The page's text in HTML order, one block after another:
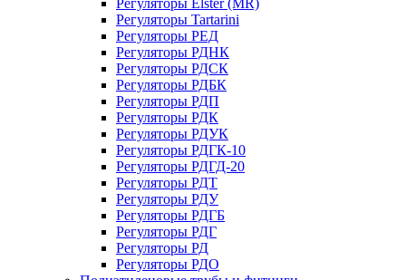
Регуляторы Elster (MR)
Регуляторы Tartarini
Регуляторы РЕД
Регуляторы РДНК
Регуляторы РДСК
Регуляторы РДБК
Регуляторы РДП
Регуляторы РДК
Регуляторы РДУК
Регуляторы РДГК-10
Регуляторы РДГД-20
Регуляторы РДТ
Регуляторы РДУ
Регуляторы РДГБ
Регуляторы РДГ
Регуляторы РД
Регуляторы РДО